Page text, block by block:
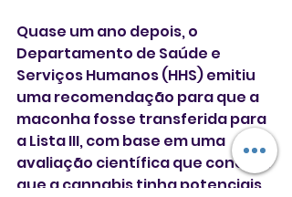
Quase um ano depois, o
Departamento de Saúde e
Serviços Humanos (HHS) emitiu
uma recomendação para que a
maconha fosse transferida para
a Lista III, com base em uma
avaliação científica que concluiu
que a cannabis tinha potenciais